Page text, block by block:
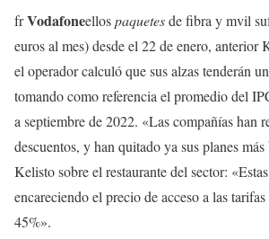
frVodafoneellospaquetesde fibra y mvil
euros al mes) desde el 22 de enero, anterior
el operador calculó que sus alzas tenderán
tomando como referencia el promedio del
a septiembre de 2022. «Las compañías han
descuentos, y han quitado ya sus planes
Kelisto sobre el restaurante del sector:
encareciendo el precio de acceso a las
45%».